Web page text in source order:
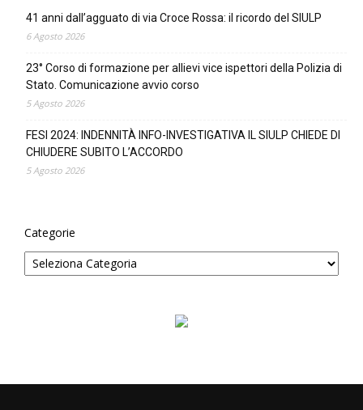
41 anni dall’agguato di via Croce Rossa: il ricordo del SIULP
6 Agosto 2026
23° Corso di formazione per allievi vice ispettori della Polizia di
Stato. Comunicazione avvio corso
5 Agosto 2026
FESI 2024: INDENNITÀ INFO-INVESTIGATIVA IL SIULP CHIEDE DI
CHIUDERE SUBITO L’ACCORDO
5 Agosto 2026
Categorie